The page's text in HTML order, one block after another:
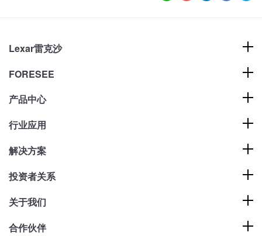
Lexar雷克沙
FORESEE
产品中心
行业应用
解决方案
投资者关系
关于我们
合作伙伴